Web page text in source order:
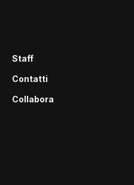
Staff
Contatti
Collabora